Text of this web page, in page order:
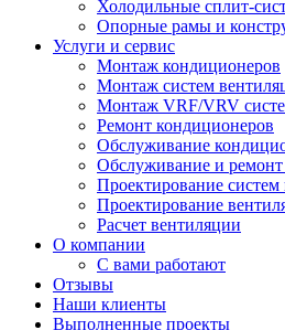
Холодильные сплит-
Опорные рамы и
Услуги и сервис
Монтаж кондиционеров
Монтаж систем
Монтаж VRF/VRV
Ремонт кондиционеров
Обслуживание
Обслуживание и
Проектирование
Проектирование
Расчет вентиляции
О компании
С вами работают
Отзывы
Наши клиенты
Выполненные проекты